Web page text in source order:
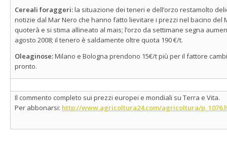
Cereali foraggeri:la situazione dei teneri e dell’orzo restamolto
notizie dal Mar Nero che hanno fatto lievitare i prezzi nel bacino del
quoterà e si stima allineato al mais; l’orzo da settimane segna
agosto 2008; il tenero è saldamente oltre quota 190 €/t.
Oleaginose:Milano e Bologna prendono 15€/t più per il fattore
pronto.
Il commento completo sui prezzi europei e mondiali su Terra e Vita.
Per abbonarsi: http://www.agricoltura24.com/agricoltura/